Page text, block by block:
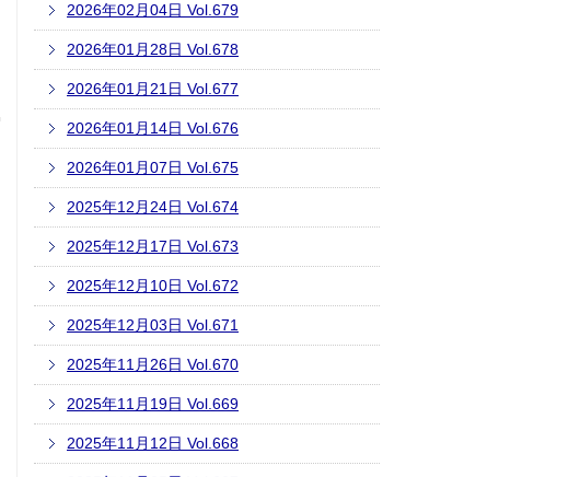
2026年02月04日 Vol.679
2026年01月28日 Vol.678
2026年01月21日 Vol.677
2026年01月14日 Vol.676
2026年01月07日 Vol.675
2025年12月24日 Vol.674
2025年12月17日 Vol.673
2025年12月10日 Vol.672
2025年12月03日 Vol.671
2025年11月26日 Vol.670
2025年11月19日 Vol.669
2025年11月12日 Vol.668